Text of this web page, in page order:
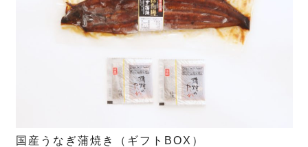
国産うなぎ蒲焼き（ギフトBOX）